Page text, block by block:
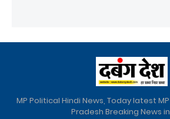
MP Political Hindi News, Today latest
Pradesh Breaking News